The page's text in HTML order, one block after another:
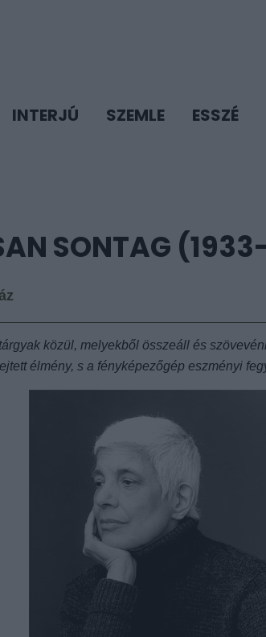
INTERJÚ SZEMLE ESSZÉ
SONTAG
közül, melyekből összeáll és
élmény, s a fényképezőgép eszményi